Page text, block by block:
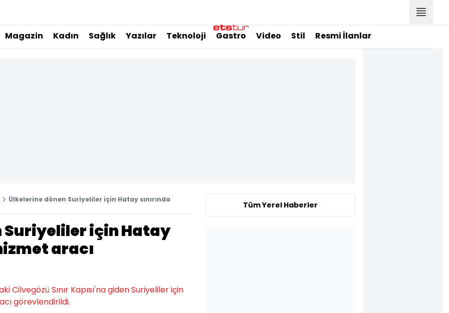
Magazin Kadın Sağlık Yazılar Teknoloji Gastro Video Stil Resmi İlanlar
Ülkelerine dönen Suriyeliler için Hatay sınırında
Suriyeliler için Hatay
aracı
Sınır Kapısı'na giden Suriyeliler için
görevlendirildi.
Tüm Yerel Haberler